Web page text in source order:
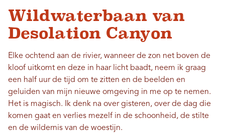
Wildwaterbaan van
Desolation Canyon
Elke ochtend aan de rivier, wanneer de zon net boven de
kloof uitkomt en deze in haar licht baadt, neem ik graag
een half uur de tijd om te zitten en de beelden en
geluiden van mijn nieuwe omgeving in me op te nemen.
Het is magisch. Ik denk na over gisteren, over de dag die
komen gaat en verlies mezelf in de schoonheid, de stilte
en de wildernis van de woestijn.